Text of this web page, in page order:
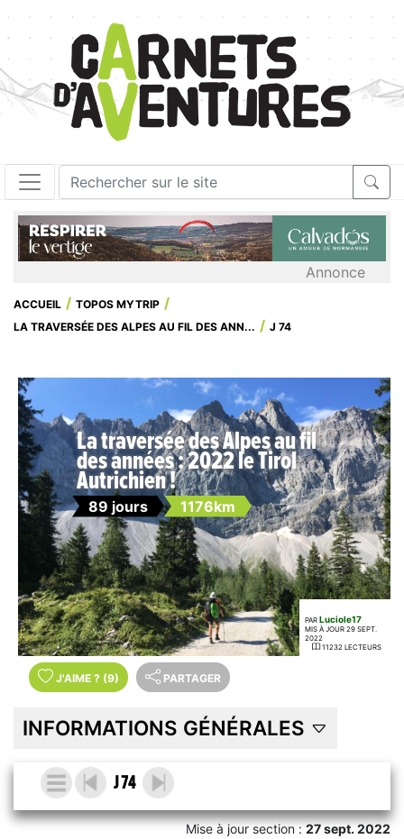
Annonce
ACCUEIL
TOPOS MYTRIP
LA TRAVERSÉE DES ALPES AU FIL DES ANN...
J 74
La traversée des Alpes au fil
des années : 2022 le Tirol
Autrichien !
89 jours 1176km
PAR Luciole17
MIS À JOUR 29 SEPT.
2022
11232 LECTEURS
J'AIME ? (9) PARTAGER
INFORMATIONS GÉNÉRALES
J 74
Mise à jour section :27 sept. 2022